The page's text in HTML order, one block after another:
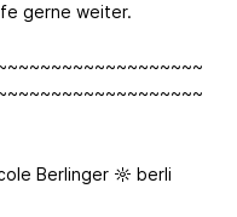
gerne weiter.
Berlinger ☼ berli